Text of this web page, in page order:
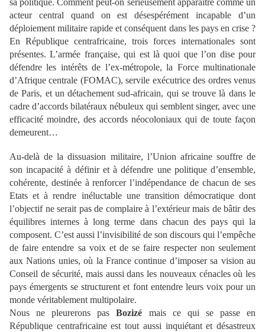
sa politique. Comment peut-on sérieusement apparaître comme un
acteur central quand on est désespérément incapable d’un
déploiement militaire rapide et conséquent dans les pays en crise ?
En République centrafricaine, trois forces internationales sont
présentes. L’armée française, qui est là quoi que l’on dise pour
défendre les intérêts de l’ex-métropole, la Force multinationale
d’Afrique centrale (FOMAC), servile exécutrice des ordres venus
de Paris, et un détachement sud-africain, qui se trouve là dans le
cadre d’accords bilatéraux nébuleux qui semblent singer, avec une
efficacité moindre, des accords néocoloniaux qui de toute façon
demeurent…
Au-delà de la dissuasion militaire, l’Union africaine souffre de
son incapacité à définir et à défendre une politique d’ensemble,
cohérente, destinée à renforcer l’indépendance de chacun de ses
Etats et à rendre inéluctable une transition démocratique dont
l’objectif ne serait pas de complaire à l’extérieur mais de bâtir des
équilibres internes à long terme dans chacun des pays qui la
composent. C’est aussi l’invisibilité de son discours qui l’empêche
de faire entendre sa voix et de se faire respecter non seulement
aux Nations unies, où la France continue d’imposer sa vision au
Conseil de sécurité, mais aussi dans les nouveaux cénacles où les
pays émergents se structurent et font entendre leurs voix pour un
monde véritablement multipolaire.
Nous ne pleurerons pasBozizé mais ce qui se passe en
République centrafricaine est tout aussi inquiétant et désastreux